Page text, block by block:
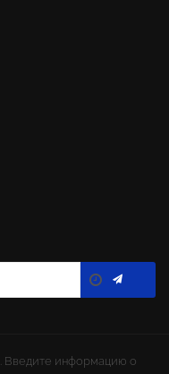
. Введите информацию о